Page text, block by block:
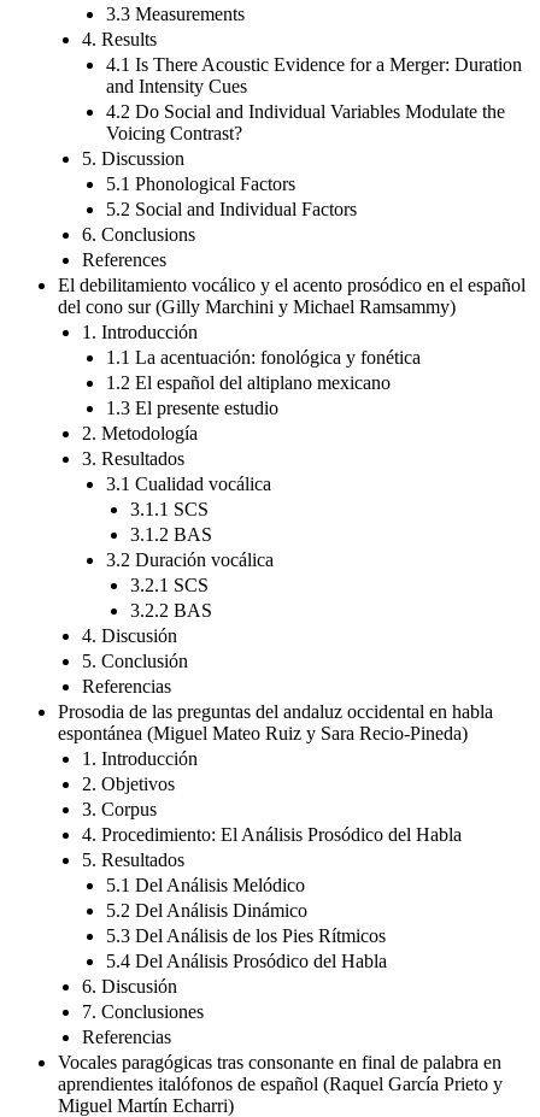
3.3 Measurements
4. Results
4.1 Is There Acoustic Evidence for a Merger: Duration
and Intensity Cues
4.2 Do Social and Individual Variables Modulate the
Voicing Contrast?
5. Discussion
5.1 Phonological Factors
5.2 Social and Individual Factors
6. Conclusions
References
El debilitamiento vocálico y el acento prosódico en el español
del cono sur (Gilly Marchini y Michael Ramsammy)
1. Introducción
1.1 La acentuación: fonológica y fonética
1.2 El español del altiplano mexicano
1.3 El presente estudio
2. Metodología
3. Resultados
3.1 Cualidad vocálica
3.1.1 SCS
3.1.2 BAS
3.2 Duración vocálica
3.2.1 SCS
3.2.2 BAS
4. Discusión
5. Conclusión
Referencias
Prosodia de las preguntas del andaluz occidental en habla
espontánea (Miguel Mateo Ruiz y Sara Recio-Pineda)
1. Introducción
2. Objetivos
3. Corpus
4. Procedimiento: El Análisis Prosódico del Habla
5. Resultados
5.1 Del Análisis Melódico
5.2 Del Análisis Dinámico
5.3 Del Análisis de los Pies Rítmicos
5.4 Del Análisis Prosódico del Habla
6. Discusión
7. Conclusiones
Referencias
Vocales paragógicas tras consonante en final de palabra en
aprendientes italófonos de español (Raquel García Prieto y
Miguel Martín Echarri)